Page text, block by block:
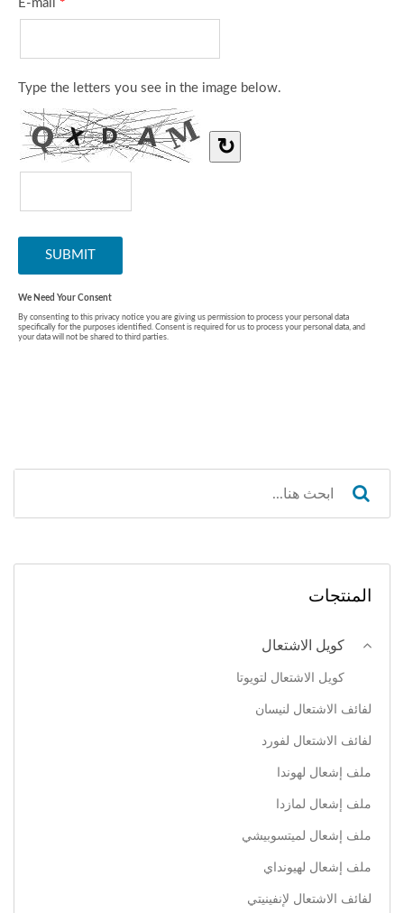
المنتجات
كويل الاشتعال
كويل الاشتعال لتويوتا
لفائف الاشتعال لنيسان
لفائف الاشتعال لفورد
ملف إشعال لهوندا
ملف إشعال لمازدا
ملف إشعال لميتسوبيشي
ملف إشعال لهيونداي
لفائف الاشتعال لإنفينيتي